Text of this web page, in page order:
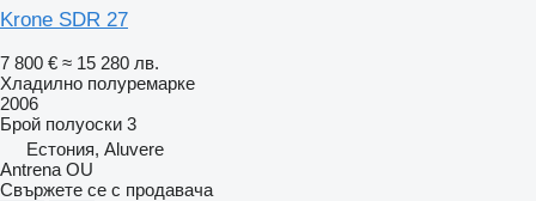
Krone SDR 27
7 800 € ≈ 15 280 лв.
Хладилно полуремарке
2006
Брой полуоски 3
Естония, Aluvere
Antrena OU
Свържете се с продавача